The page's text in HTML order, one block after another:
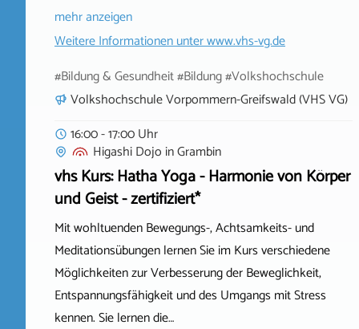
mehr anzeigen
Weitere Informationen unterwww.vhs-vg.de
#Bildung & Gesundheit #Bildung #Volkshochschule
Volkshochschule Vorpommern-Greifswald (VHS VG)
16:00 - 17:00 Uhr
Higashi Dojo inGrambin
vhs Kurs: Hatha Yoga - Harmonie von Körper
und Geist - zertifiziert*
Mit wohltuenden Bewegungs-, Achtsamkeits- und
Meditationsübungen lernen Sie im Kurs verschiedene
Möglichkeiten zur Verbesserung der Beweglichkeit,
Entspannungsfähigkeit und des Umgangs mit Stress
kennen. Sie lernen die…